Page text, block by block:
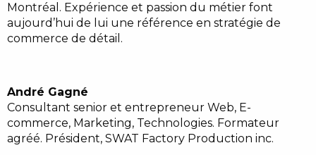
Montréal. Expérience et passion du métier font
aujourd’hui de lui une référence en stratégie de
commerce de détail.
André Gagné
Consultant senior et entrepreneur Web, E-
commerce, Marketing, Technologies. Formateur
agréé. Président, SWAT Factory Production inc.